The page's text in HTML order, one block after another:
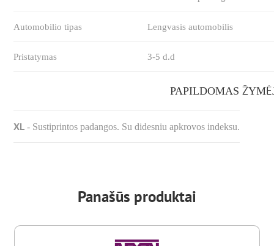
Automobilio tipas Lengvasis automobilis
Pristatymas 3-5 d.d
PAPILDOMAS
XL - Sustiprintos padangos. Su didesniu apkrovos indeksu.
Panašūs produktai